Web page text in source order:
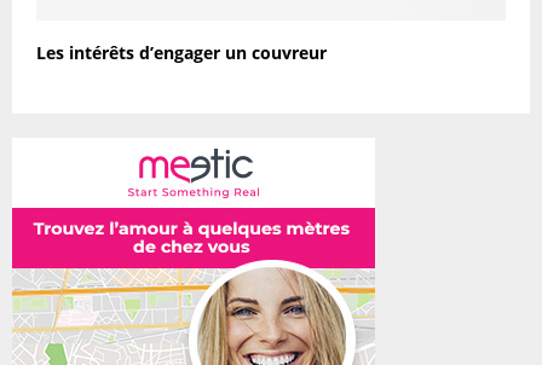
Les intérêts d’engager un couvreur